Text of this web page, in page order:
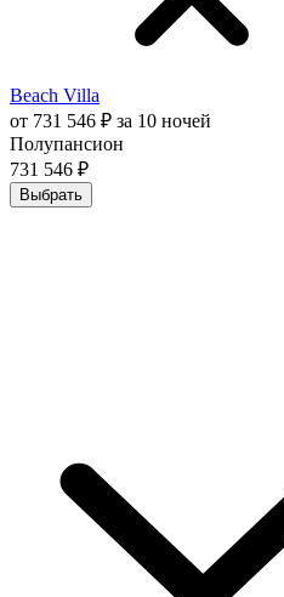
Beach Villa
от 731 546 ₽ за 10 ночей
Полупансион
731 546 ₽
Выбрать